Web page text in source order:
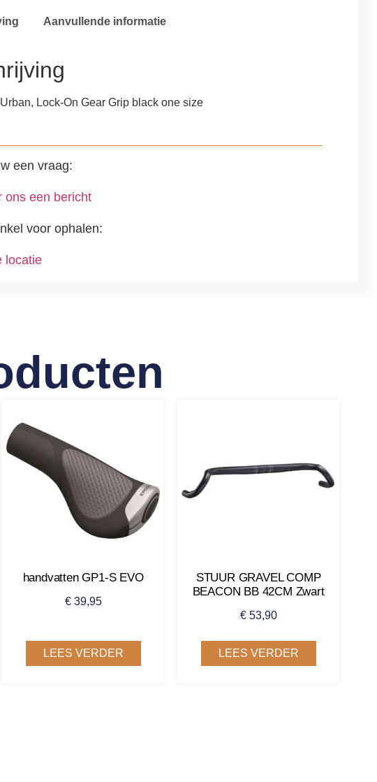
Aanvullende informatie
Lock-On Gear Grip black one size
een vraag:
ons een bericht
voor ophalen:
locatie
handvatten GP1-S EVO
€39,95
LEES VERDER
STUUR GRAVEL COMP
BEACON BB 42CM Zwart
€53,90
LEES VERDER